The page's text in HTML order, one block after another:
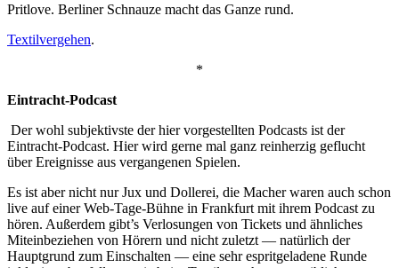
Pritlove. Berliner Schnauze macht das Ganze rund.
Textilvergehen.
*
Eintracht-Podcast
Der wohl subjektivste der hier vorgestellten Podcasts ist der
Eintracht-Podcast. Hier wird gerne mal ganz reinherzig geflucht
über Ereignisse aus vergangenen Spielen.
Es ist aber nicht nur Jux und Dollerei, die Macher waren auch schon
live auf einer Web-Tage-Bühne in Frankfurt mit ihrem Podcast zu
hören. Außerdem gibt’s Verlosungen von Tickets und ähnliches
Miteinbeziehen von Hörern und nicht zuletzt — natürlich der
Hauptgrund zum Einschalten — eine sehr espritgeladene Runde